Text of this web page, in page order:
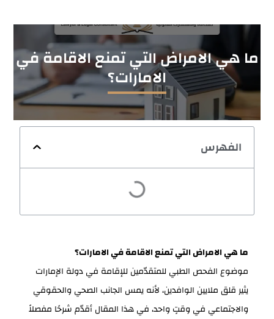
ما هي الامراض التي تمنع الاقامة في
الامارات؟
الفهرس
ما هي الامراض التي تمنع الاقامة في الامارات؟
موضوع الفحص الطبي للمتقدّمين للإقامة في دولة الإمارات
يثير قلق ملايين الوافدين، لأنه يمس الجانب الصحي والحقوقي
والاجتماعي في وقتٍ واحد، في هذا المقال أقدّم شرحًا مفصلاً